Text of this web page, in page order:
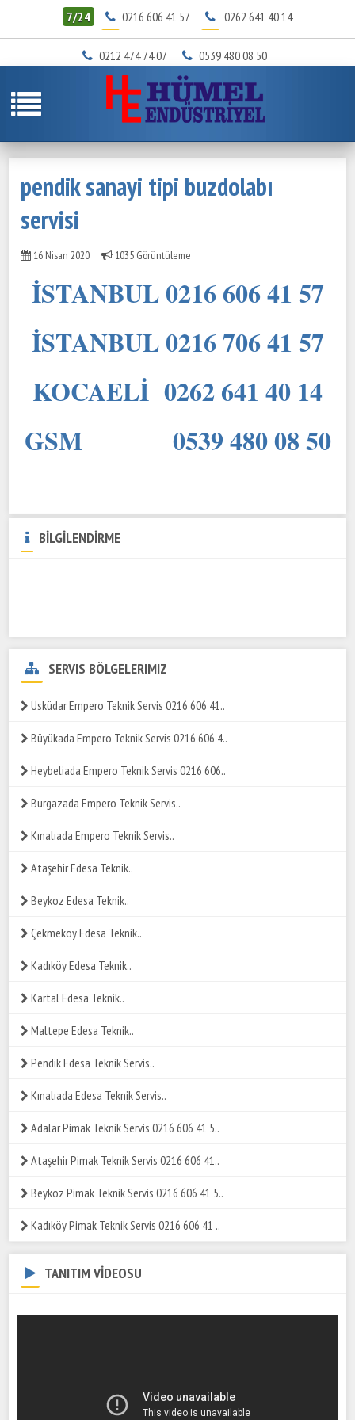
7/24 0216 606 41 57 0262 641 40 14
0212 474 74 07 0539 480 08 50
pendik sanayi tipi buzdolabı
servisi
16 Nisan 2020 1035 Görüntüleme
İSTANBUL 0216 606 41 57
İSTANBUL 0216 706 41 57
KOCAELİ 0262 641 40 14
GSM 0539 480 08 50
BİLGİLENDİRME
SERVIS BÖLGELERIMIZ
Üsküdar Empero Teknik Servis 0216 606 41..
Büyükada Empero Teknik Servis 0216 606 4..
Heybeliada Empero Teknik Servis 0216 606..
Burgazada Empero Teknik Servis..
Kınalıada Empero Teknik Servis..
Ataşehir Edesa Teknik..
Beykoz Edesa Teknik..
Çekmeköy Edesa Teknik..
Kadıköy Edesa Teknik..
Kartal Edesa Teknik..
Maltepe Edesa Teknik..
Pendik Edesa Teknik Servis..
Kınalıada Edesa Teknik Servis..
Adalar Pimak Teknik Servis 0216 606 41 5..
Ataşehir Pimak Teknik Servis 0216 606 41..
Beykoz Pimak Teknik Servis 0216 606 41 5..
Kadıköy Pimak Teknik Servis 0216 606 41 ..
TANITIM VİDEOSU